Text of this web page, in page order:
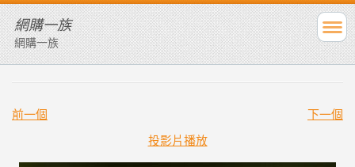
網購一族
網購一族
前一個
下一個
投影片播放